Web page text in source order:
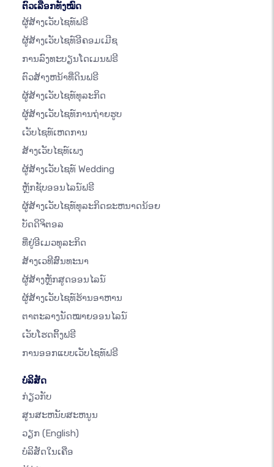
ຕົວເລືອກທັງໝົດ
ຜູ້ສ້າງເວັບໄຊທ໌ຟຣີ
ຜູ້ສ້າງເວັບໄຊທ໌ອີຄອມເມີຊ
ການລົງທະບຽນໂດເມນຟຣີ
ຕົວສ້າງຫນ້າທີ່ດິນຟຣີ
ຜູ້ສ້າງເວັບໄຊທ໌ທຸລະກິດ
ຜູ້ສ້າງເວັບໄຊທ໌ການຖ່າຍຮູບ
ເວັບໄຊທ໌ເຫດການ
ສ້າງເວັບໄຊທ໌ເພງ
ຜູ້ສ້າງເວັບໄຊທ໌ Wedding
ຫຼັກຊັບອອນໄລນ໌ຟຣີ
ຜູ້ສ້າງເວັບໄຊທ໌ທຸລະກິດຂະຫນາດນ້ອຍ
ບັດດິຈິຕອລ
ທີ່ຢູ່ອີເມວທຸລະກິດ
ສ້າງເວທີສົນທະນາ
ຜູ້ສ້າງຫຼັກສູດອອນໄລນ໌
ຜູ້ສ້າງເວັບໄຊທ໌ຮ້ານອາຫານ
ຕາຕະລາງນັດໝາຍອອນໄລນ໌
ເວັບໂຮດຕິ້ງຟຣີ
ການອອກແບບເວັບໄຊທ໌ຟຣີ
ບໍລິສັດ
ກ່ຽວກັບ
ສູນສະຫນັບສະຫນູນ
ວຽກ (English)
ບໍລິສັດໃນເຄືອ